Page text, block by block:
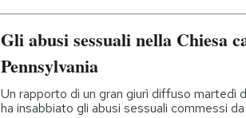
Gli abusi sessuali nella Chiesa
Pennsylvania
Un rapporto di un gran giurì diffuso martedì
ha insabbiato gli abusi sessuali commessi